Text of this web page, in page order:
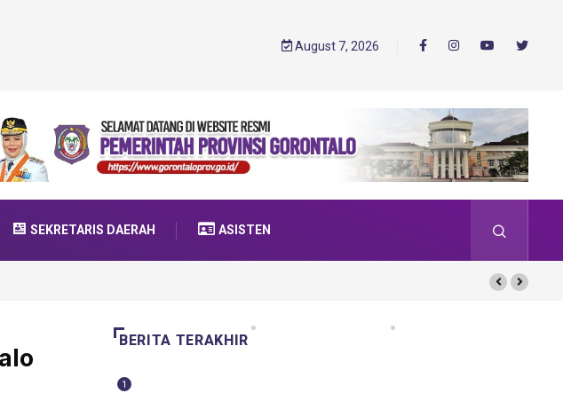
August 7, 2026
SEKRETARIS DAERAH ASISTEN
BERITA TERAKHIR
1